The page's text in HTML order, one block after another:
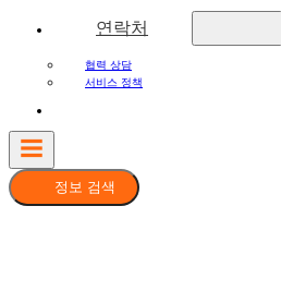
연락처
협력 상담
서비스 정책
정보 검색